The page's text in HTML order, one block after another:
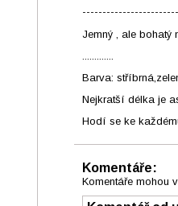
Jemný , ale bohatý
Barva:
Nejkratší délka je
Hodí se ke
Komentáře:
Komentáře mohou